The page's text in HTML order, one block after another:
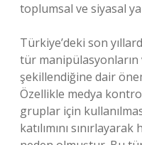
toplumsal ve siyasal
Türkiye’deki son
tür manipülasyonların
şekillendiğine dair
Özellikle medya
gruplar için
katılımını